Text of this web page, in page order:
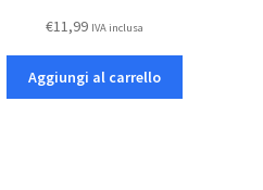
€11,99 IVA inclusa
Aggiungi al carrello